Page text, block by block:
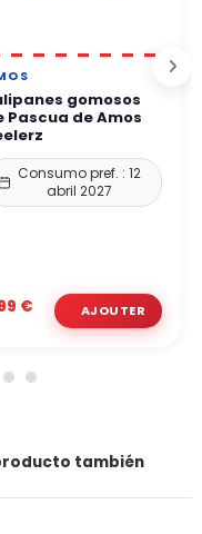
gomosos
Pascua de Amos
Consumo pref. : 12
abril 2027
€
también